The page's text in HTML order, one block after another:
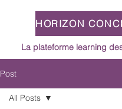
La plateforme learning
Post
All Posts